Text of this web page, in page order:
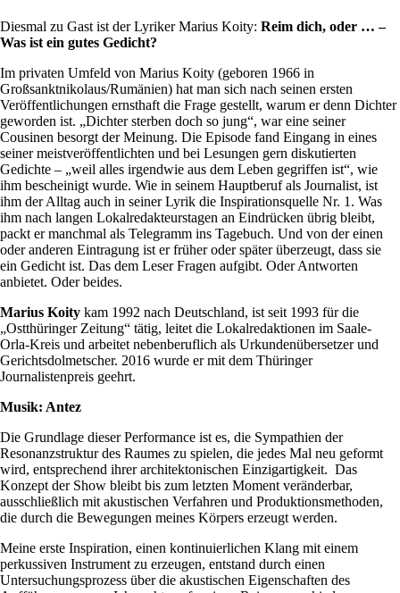
Diesmal zu Gast ist der Lyriker Marius Koity: Reim dich, oder … –
Was ist ein gutes Gedicht?
Im privaten Umfeld von Marius Koity (geboren 1966 in
Großsanktnikolaus/Rumänien) hat man sich nach seinen ersten
Veröffentlichungen ernsthaft die Frage gestellt, warum er denn Dichter
geworden ist. „Dichter sterben doch so jung“, war eine seiner
Cousinen besorgt der Meinung. Die Episode fand Eingang in eines
seiner meistveröffentlichten und bei Lesungen gern diskutierten
Gedichte – „weil alles irgendwie aus dem Leben gegriffen ist“, wie
ihm bescheinigt wurde. Wie in seinem Hauptberuf als Journalist, ist
ihm der Alltag auch in seiner Lyrik die Inspirationsquelle Nr. 1. Was
ihm nach langen Lokalredakteurstagen an Eindrücken übrig bleibt,
packt er manchmal als Telegramm ins Tagebuch. Und von der einen
oder anderen Eintragung ist er früher oder später überzeugt, dass sie
ein Gedicht ist. Das dem Leser Fragen aufgibt. Oder Antworten
anbietet. Oder beides.
Marius Koity kam 1992 nach Deutschland, ist seit 1993 für die
„Ostthüringer Zeitung“ tätig, leitet die Lokalredaktionen im Saale-
Orla-Kreis und arbeitet nebenberuflich als Urkundenübersetzer und
Gerichtsdolmetscher. 2016 wurde er mit dem Thüringer
Journalistenpreis geehrt.
Musik: Antez
Die Grundlage dieser Performance ist es, die Sympathien der
Resonanzstruktur des Raumes zu spielen, die jedes Mal neu geformt
wird, entsprechend ihrer architektonischen Einzigartigkeit. Das
Konzept der Show bleibt bis zum letzten Moment veränderbar,
ausschließlich mit akustischen Verfahren und Produktionsmethoden,
die durch die Bewegungen meines Körpers erzeugt werden.
Meine erste Inspiration, einen kontinuierlichen Klang mit einem
perkussiven Instrument zu erzeugen, entstand durch einen
Untersuchungsprozess über die akustischen Eigenschaften des